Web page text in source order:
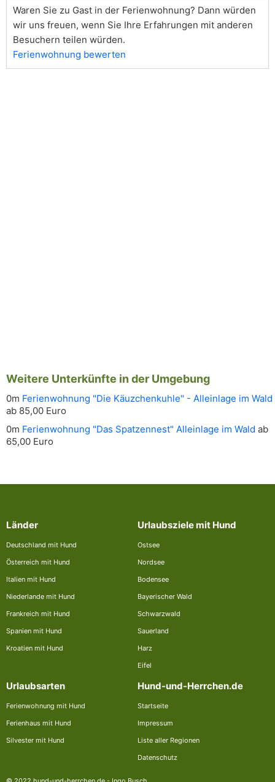
Waren Sie zu Gast in der Ferienwohnung? Dann würden
wir uns freuen, wenn Sie Ihre Erfahrungen mit anderen
Besuchern teilen würden.
Ferienwohnung bewerten
Weitere Unterkünfte in der Umgebung
0m Ferienwohnung "Die Käuzchenkuhle" - Alleinlage im Wald
ab 85,00 Euro
0m Ferienwohnung "Das Spatzennest" Alleinlage im Wald ab
65,00 Euro
Länder
Deutschland mit Hund
Österreich mit Hund
Italien mit Hund
Niederlande mit Hund
Frankreich mit Hund
Spanien mit Hund
Kroatien mit Hund
Urlaubsziele mit Hund
Ostsee
Nordsee
Bodensee
Bayerischer Wald
Schwarzwald
Sauerland
Harz
Eifel
Urlaubsarten
Ferienwohnung mit Hund
Ferienhaus mit Hund
Silvester mit Hund
Hund-und-Herrchen.de
Startseite
Impressum
Liste aller Regionen
Datenschutz